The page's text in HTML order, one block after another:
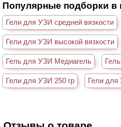
Популярные подборки в
Гели для УЗИ средней вязкости
Гели для УЗИ высокой вязкости
Гель для УЗИ Медиагель
Гели для УЗИ 250 гр Гели для